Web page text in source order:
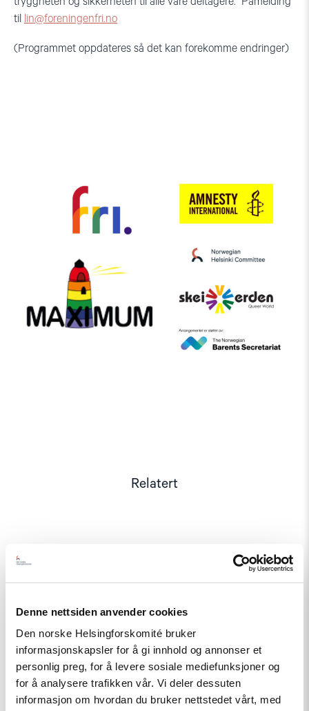
Denne nettsiden anvender cookies
Den norske Helsingforskomité bruker
informasjonskapsler for å gi innhold og annonser et
personlig preg, for å levere sosiale mediefunksjoner og
for å analysere trafikken vår. Vi deler dessuten
informasjon om hvordan du bruker nettstedet vårt, med
til lin@foreningenfri.no
(Programmet oppdateres så det kan forekomme endringer)
Relatert
"Møt
på
2026"